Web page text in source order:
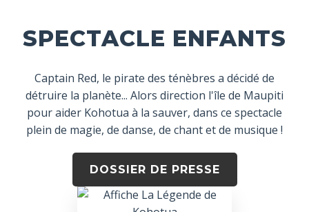
SPECTACLE ENFANTS
Captain Red, le pirate des ténèbres a décidé de
détruire la planète... Alors direction l'île de Maupiti
pour aider Kohotua à la sauver, dans ce spectacle
plein de magie, de danse, de chant et de musique !
DOSSIER DE PRESSE